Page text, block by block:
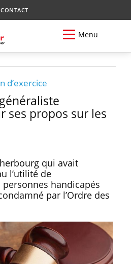
CONTACT
Menu
d’exercice
ses propos sur les
qui avait
l’utilité de
personnes handicapés
par l’Ordre des